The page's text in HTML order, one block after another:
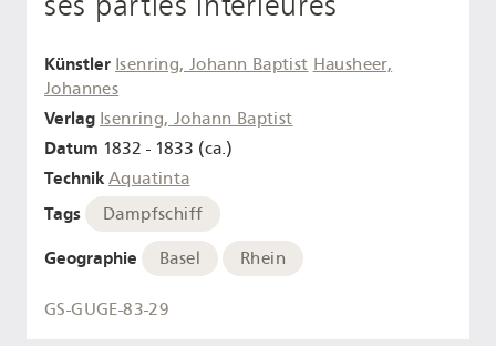
Künstler Isenring, Johann Baptist Hausheer,
Johannes
Verlag Isenring, Johann Baptist
Datum 1832 - 1833 (ca.)
Technik Aquatinta
Tags Dampfschiff
Geographie Basel Rhein
GS-GUGE-83-29